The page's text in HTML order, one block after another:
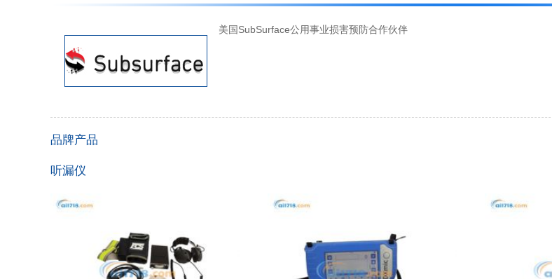
美国SubSurface公用事业损害预防合作伙伴
品牌产品
听漏仪